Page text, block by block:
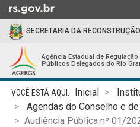
para
conteúdo
para
menu
SECRETARIA DA
Agência Estadual de
Públicos Delegados do Rio
Início
conteúdo
Inicial
Agendas do Conselho e
Audiência Pública nº 01/